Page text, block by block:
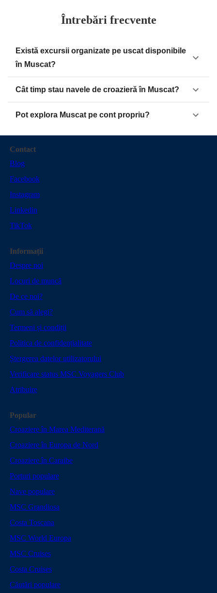
Întrebări frecvente
Există excursii organizate pe uscat disponibile
în Muscat?
Cât timp stau navele de croazieră în Muscat?
Pot explora Muscat pe cont propriu?
Contact
Blog
Facebook
Instagram
Linkedin
TikTok
Informații
Despre noi
Locuri de muncă
De ce noi?
Cum să alegi?
Termeni și condiții
Politica de confidențialitate
Ștergerea datelor utilizatorului
Verificare status MSC Voyagers Club
Atribuire
Popular
Croaziere în Marea Mediterană
Croaziere în Europa de Nord
Croaziere în Caraibe
Porturi populare
Nave populare
MSC Grandiosa
Costa Toscana
MSC World Europa
MSC Cruises
Costa Cruises
Căutări populare